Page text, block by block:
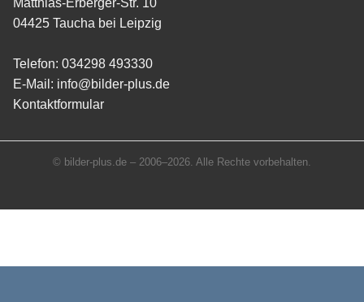
04425 Taucha bei Leipzig
Telefon: 034298 493330
E-Mail: info@bilder-plus.de
Kontaktformular
© bilder-plus.de – 2006–2026. Alle Rechte vorbehalten.